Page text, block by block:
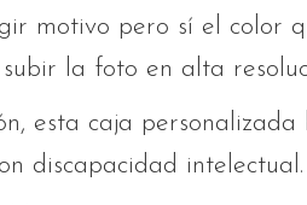
motivo pero sí el color
la foto en alta
esta caja
discapacidad intelectual.